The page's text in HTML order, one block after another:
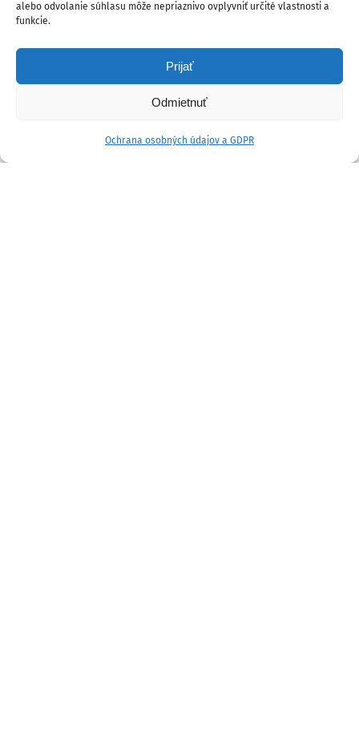
alebo odvolanie súhlasu môže nepriaznivo ovplyvniť určité vlastnosti a
funkcie.
Prijať
Odmietnuť
Ochrana osobných údajov a GDPR